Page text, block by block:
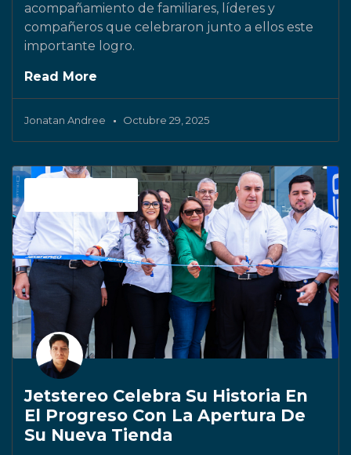
acompañamiento de familiares, líderes y
compañeros que celebraron junto a ellos este
importante logro.
Read More
Jonatan Andree Octubre 29, 2025
Jetstereo Celebra Su Historia En
El Progreso Con La Apertura De
Su Nueva Tienda